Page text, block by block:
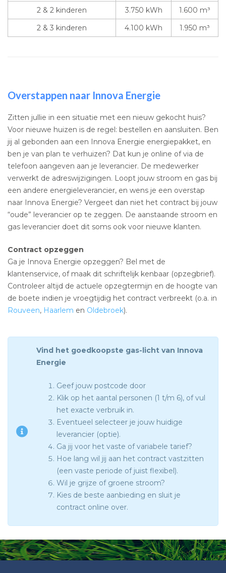
2 & 2 kinderen 3.750 kWh
1.600 m³
2 & 3 kinderen
4.100 kWh 1.950 m³
Overstappen naar Innova Energie
Zitten jullie in een situatie met een nieuw gekocht huis?
Voor nieuwe huizen is de regel: bestellen en aansluiten. Ben
jij al gebonden aan een Innova Energie energiepakket, en
ben je van plan te verhuizen? Dat kun je online of via de
telefoon aangeven aan je leverancier. De medewerker
verwerkt de adreswijzigingen. Loopt jouw stroom en gas bij
een andere energieleverancier, en wens je een overstap
naar Innova Energie? Vergeet dan niet het contract bij jouw
“oude” leverancier op te zeggen. De aanstaande stroom en
gas leverancier doet dit soms ook voor nieuwe klanten.
Contract opzeggen
Ga je Innova Energie opzeggen? Bel met de
klantenservice, of maak dit schriftelijk kenbaar (opzegbrief).
Controleer altijd de actuele opzegtermijn en de hoogte van
de boete indien je vroegtijdig het contract verbreekt (o.a. in
Rouveen, Haarlem en Oldebroek).
Vind het goedkoopste gas-licht van Innova
Energie
Geef jouw postcode door
Klik op het aantal personen (1 t/m 6), of vul
het exacte verbruik in.
Eventueel selecteer je jouw huidige
leverancier (optie).
Ga jij voor het vaste of variabele tarief?
Hoe lang wil jij aan het contract vastzitten
(een vaste periode of juist flexibel).
Wil je grijze of groene stroom?
Kies de beste aanbieding en sluit je
contract online over.